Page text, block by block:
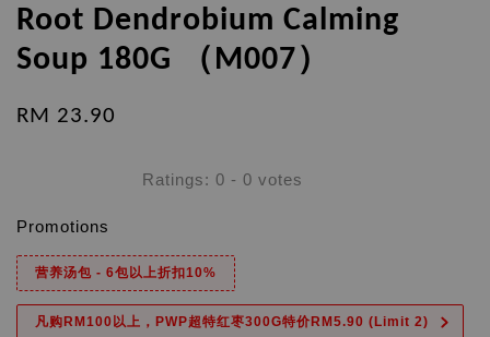
Root Dendrobium Calming
Soup 180G （M007）
RM 23.90
Ratings: 0 - 0 votes
Promotions
营养汤包 - 6包以上折扣10%
凡购RM100以上，PWP超特红枣300G特价RM5.90 (Limit 2)